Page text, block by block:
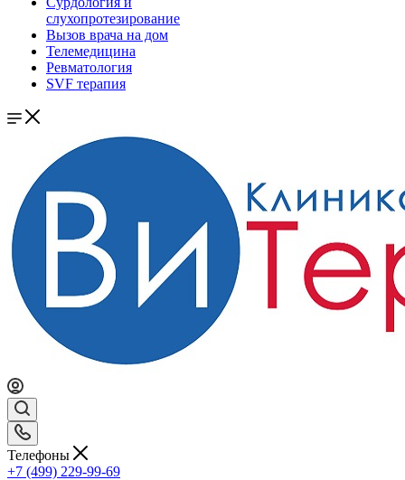
слухопротезирование
Вызов врача на дом
Телемедицина
Ревматология
SVF терапия
Телефоны
+7 (499) 229-99-69